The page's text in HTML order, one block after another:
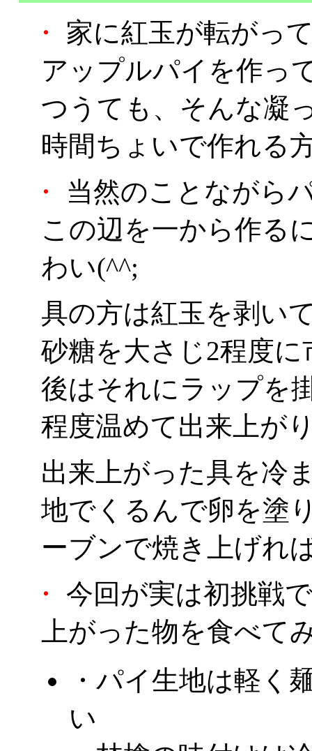
・
家に紅玉が転がっ
アップルパイを作っ
つうても、そんな凝
時間ちょいで作れる
・
当然のことながら
この辺を一から作る
わい(^^;
具の方は紅玉を剥い
砂糖を大さじ2程度
後はそれにラップを
程度温めて出来上が
出来上がった具を冷
地でくるんで卵を塗
ーブンで焼き上げれ
・
今回が実は初挑戦
上がった物を食べて
・パイ生地は軽く
い